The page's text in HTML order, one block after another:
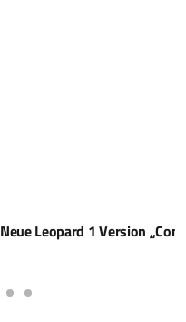
für die Luftverteidigung